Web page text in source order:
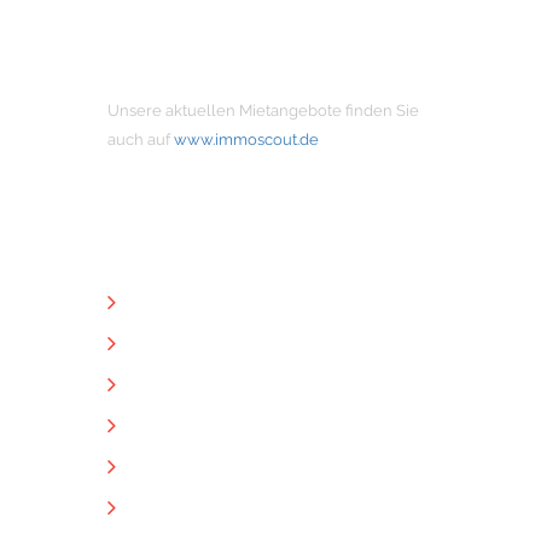
Unsere aktuellen Mietangebote finden Sie
auch auf www.immoscout.de